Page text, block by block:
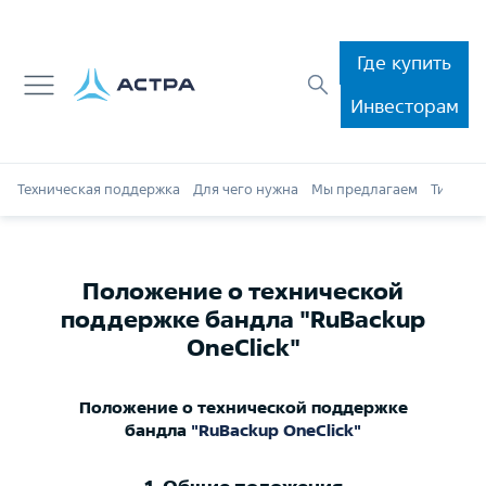
Где купить
Инвесторам
Техническая поддержка Для чего нужна Мы предлагаем Типы
Положение о технической
поддержке бандла "RuBackup
OneClick"
Положение о технической поддержке
бандла "RuBackup OneClick"